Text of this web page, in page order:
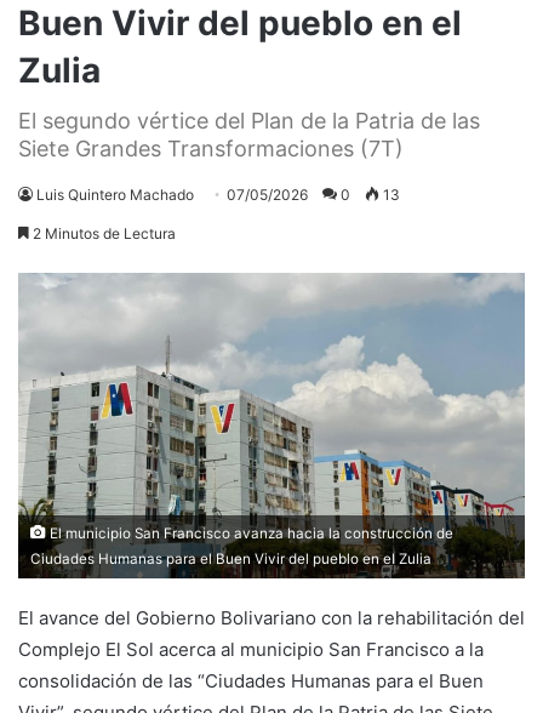
Buen Vivir del pueblo en el
Zulia
El segundo vértice del Plan de la Patria de las
Siete Grandes Transformaciones (7T)
Luis Quintero Machado 07/05/2026 0 13
2 Minutos de Lectura
El municipio San Francisco avanza hacia la construcción de
Ciudades Humanas para el Buen Vivir del pueblo en el Zulia
El avance del Gobierno Bolivariano con la rehabilitación del
Complejo El Sol acerca al municipio San Francisco a la
consolidación de las “Ciudades Humanas para el Buen